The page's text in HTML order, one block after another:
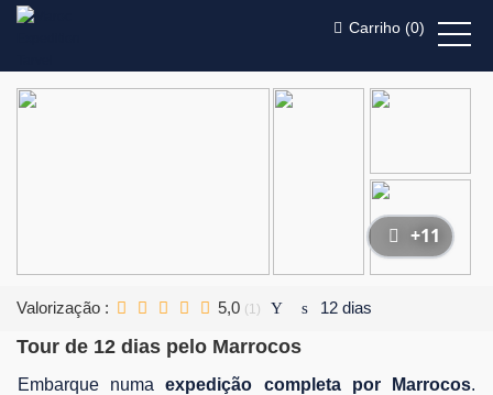
Carriho (0)
+11
Valorização : 5,0 (1) 12 dias
Tour de 12 dias pelo Marrocos
Embarque numaexpedição completa por Marrocos.